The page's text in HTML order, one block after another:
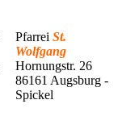
PfarreiSt.
Wolfgang
Hornungstr. 26
86161 Augsburg -
Spickel